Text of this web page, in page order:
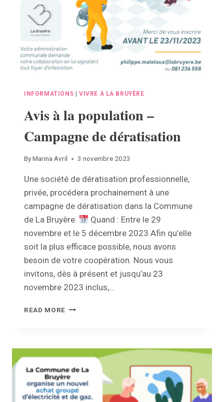
INFORMATIONS | VIVRE À LA BRUYÈRE
Avis à la population –
Campagne de dératisation
ByMarina Avril 3 novembre 2023
Une société de dératisation professionnelle,
privée, procédera prochainement à une
campagne de dératisation dans la Commune
de La Bruyère.
Quand : Entre le 29
novembre et le 5 décembre 2023 Afin qu’elle
soit la plus efficace possible, nous avons
besoin de votre coopération. Nous vous
invitons, dès à présent et jusqu’au 23
novembre 2023 inclus,…
READ MORE AVIS
–
CAMPAGNE
DE
DÉRATISATION